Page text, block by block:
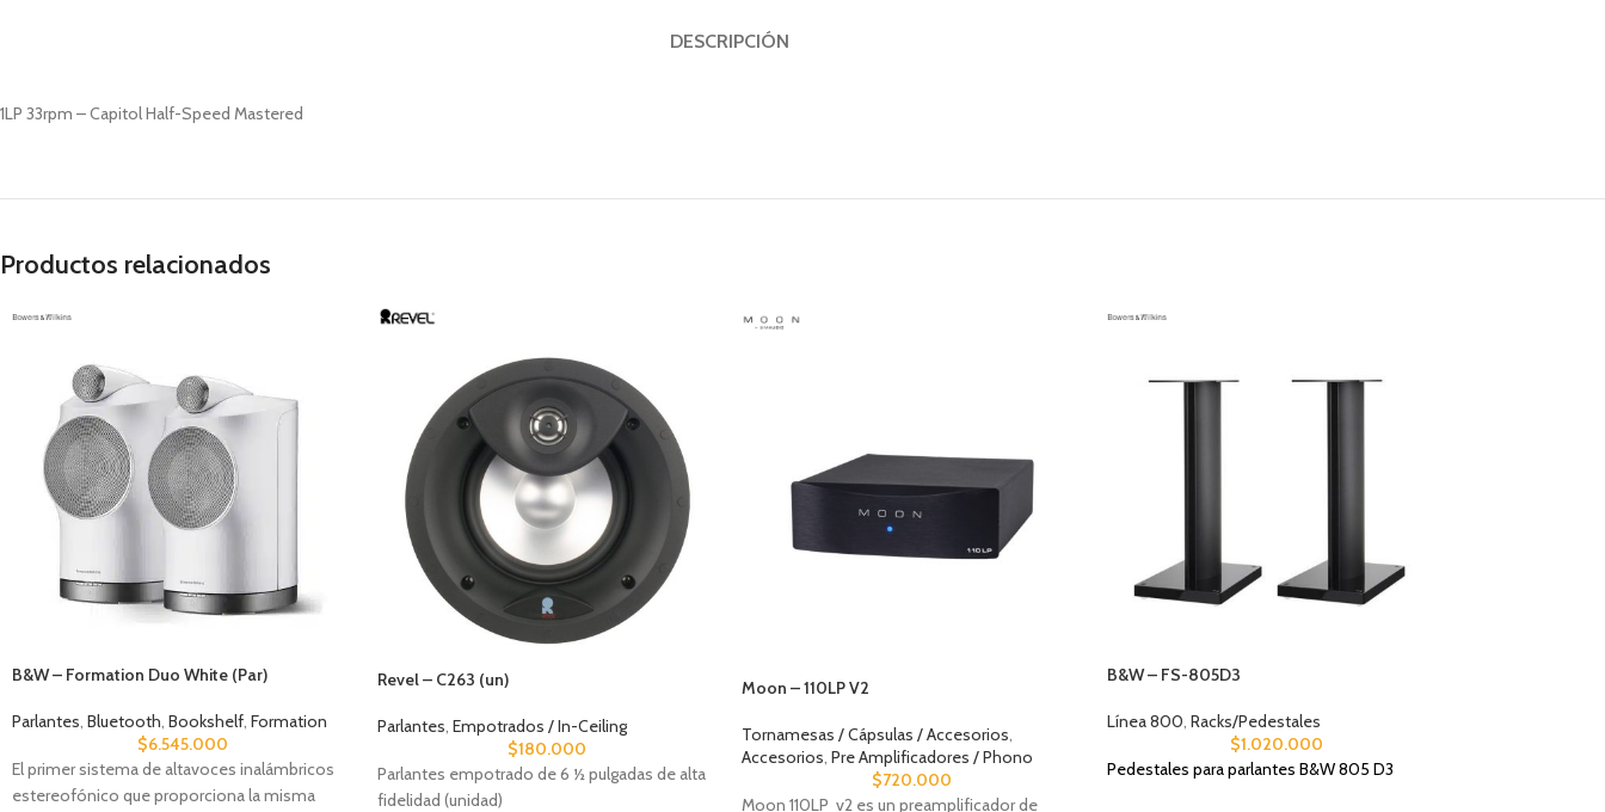
DESCRIPCIÓN
1LP 33rpm – Capitol Half-Speed Mastered
Productos relacionados
B&W – Formation Duo White (Par)
Parlantes, Bluetooth, Bookshelf, Formation
$6.545.000
El primer sistema de altavoces inalámbricos
estereofónico que proporciona la misma
Revel – C263 (un)
Parlantes, Empotrados / In-Ceiling
$180.000
Parlantes empotrado de 6 ½ pulgadas de alta
fidelidad (unidad)
Moon – 110LP V2
Tornamesas / Cápsulas / Accesorios
Accesorios Pre Amplificadores / Phono
$720.000
Moon 110LP v2 es un preamplificador de
B&W – FS-805D3
Línea 800, Racks/Pedestales
$1.020.000
Pedestales para parlantes B&W 805 D3